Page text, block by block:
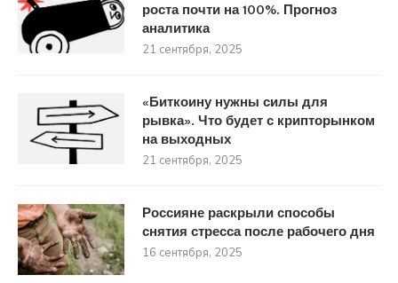
роста почти на 100%. Прогноз
аналитика
21 сентября, 2025
«Биткоину нужны силы для
рывка». Что будет с крипторынком
на выходных
21 сентября, 2025
Россияне раскрыли способы
снятия стресса после рабочего дня
16 сентября, 2025